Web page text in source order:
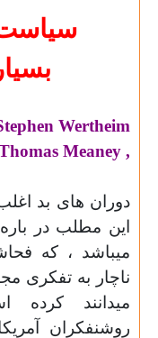
Wertheim
,
Meaney
دوران های بد
این مطلب در
میباشد ، که
ناچار به تفکری
میدانند
روشنفکران